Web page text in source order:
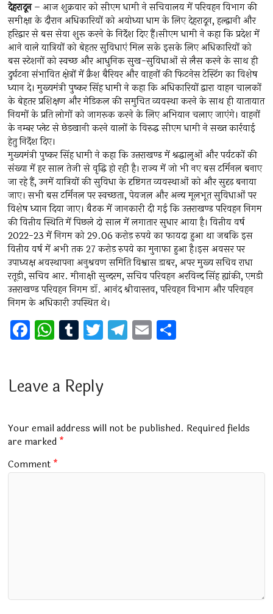
देहरादून– आज शुक्रवार को सीएम धामी ने सचिवालय में परिवहन विभाग की
समीक्षा के दौरान अधिकारियों को अयोध्या धाम के लिए देहरादून, हल्द्वानी और
हरिद्वार से बस सेवा शुरू करने के निर्देश दिए हैं।सीएम धामी ने कहा कि प्रदेश में
आने वाले यात्रियों को बेहतर सुविधाएं मिल सके इसके लिए अधिकारियों को
बस स्टेशनों को स्वच्छ और आधुनिक सुख-सुविधाओं से लैस करने के साथ ही
दुर्घटना संभावित क्षेत्रों में क्रैश बैरियर और वाहनों की फिटनेस टेस्टिंग का विशेष
ध्यान दे। मुख्यमंत्री पुष्कर सिंह धामी ने कहा कि अधिकारियों द्वारा वाहन चालकों
के बेहतर प्रशिक्षण और मेडिकल की समुचित व्यवस्था करने के साथ ही यातायात
नियमों के प्रति लोगों को जागरूक करने के लिए अभियान चलाए जाएंगे। वाहनों
के नम्बर प्लेट से छेड़खानी करने वालों के विरुद्ध सीएम धामी ने सख्त कार्रवाई
हेतु निर्देश दिए।
मुख्यमंत्री पुष्कर सिंह धामी ने कहा कि उत्तराखण्ड में श्रद्धालुओं और पर्यटकों की
संख्या में हर साल तेजी से वृद्धि हो रही है। राज्य में जो भी नए बस टर्मिनल बनाए
जा रहे हैं, उनमें यात्रियों की सुविधा के दृष्टिगत व्यवस्थाओं को और सुदृढ़ बनाया
जाए। सभी बस टर्मिनल पर स्वच्छता, पेयजल और अन्य मूलभूत सुविधाओं पर
विशेष ध्यान दिया जाए। बैठक में जानकारी दी गई कि उत्तराखण्ड परिवहन निगम
की वित्तीय स्थिति में पिछले दो साल में लगातार सुधार आया है। वित्तीय वर्ष
2022-23 में निगम को 29.06 करोड़ रुपये का फायदा हुआ था जबकि इस
वित्तीय वर्ष में अभी तक 27 करोड़ रुपये का मुनाफा हुआ है।इस अवसर पर
उपाध्यक्ष अवस्थापना अनुश्रवण समिति विश्वास डाबर, अपर मुख्य सचिव राधा
रतूड़ी, सचिव आर. मीनाक्षी सुन्दरम, सचिव परिवहन अरविन्द सिंह ह्यांकी, एमडी
उत्तराखण्ड परिवहन निगम डॉ. आनंद श्रीवास्तव, परिवहन विभाग और परिवहन
निगम के अधिकारी उपस्थित थे।
F
a
b
o
k
W
h
s
p
p
T
u
bl
T
wi
er
T
el
m
E
m
Leave a Reply
Your email address will not be published. Required fields
are marked *
Comment *